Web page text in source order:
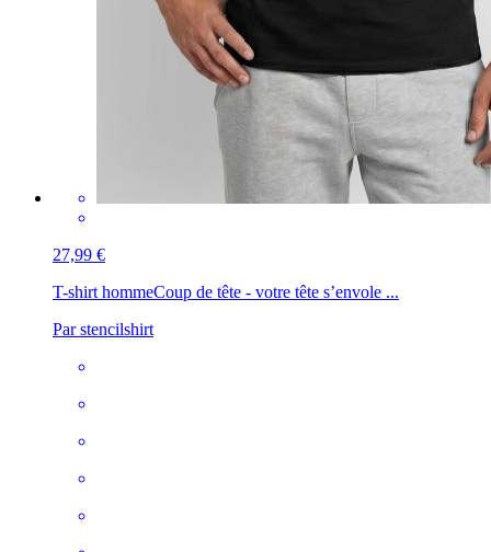
27,99 €
T-shirt hommeCoup de tête - votre tête s’envole ...
Par stencilshirt